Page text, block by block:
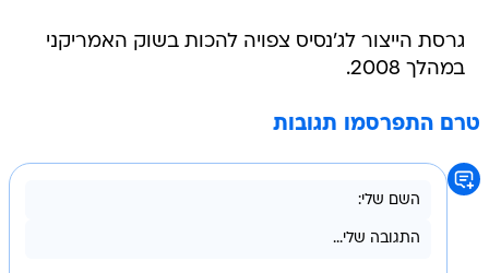
גרסת הייצור לג'נסיס צפויה להכות בשוק האמריקני
במהלך 2008.
טרם התפרסמו תגובות